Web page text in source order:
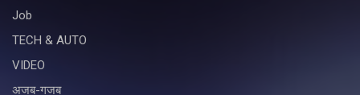
Job
TECH & AUTO
VIDEO
अजब-गजब